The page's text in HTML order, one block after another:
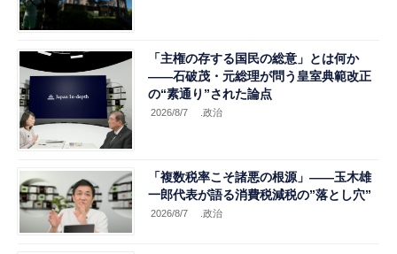
「主権の存する国民の総意」とは何か
――石破茂・元総理が問う皇室典範改正
の“素通り”された論点
2026/8/7 .政治
「複数税率こそ諸悪の根源」――玉木雄
一郎代表が語る消費税減税の”落とし穴”
2026/8/7 .政治